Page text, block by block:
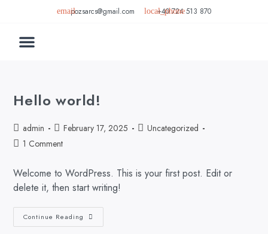
pozsarcs@gmail.com +40 724 513 870
Hello world!
admin February 17, 2025
Uncategorized
1 Comment
Welcome to WordPress. This is your first post. Edit or
delete it, then start writing!
Continue Reading